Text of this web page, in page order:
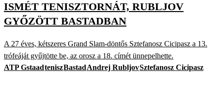
ISMÉT TENISZTORNÁT, RUBLJOV
GYŐZÖTT BASTADBAN
A 27 éves, kétszeres Grand Slam-döntős Sztefanosz Cicipasz a 13.
trófeáját gyűjtötte be, az orosz a 18. címét ünnepelhette.
ATP GstaadteniszBastadAndrej RubljovSztefanosz Cicipasz